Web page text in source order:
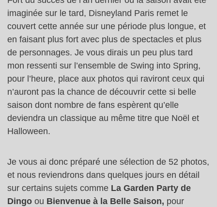
imaginée sur le tard, Disneyland Paris remet le
couvert cette année sur une période plus longue, et
en faisant plus fort avec plus de spectacles et plus
de personnages. Je vous dirais un peu plus tard
mon ressenti sur l’ensemble de Swing into Spring,
pour l’heure, place aux photos qui raviront ceux qui
n’auront pas la chance de découvrir cette si belle
saison dont nombre de fans espèrent qu’elle
deviendra un classique au même titre que Noël et
Halloween.
Je vous ai donc préparé une sélection de 52 photos,
et nous reviendrons dans quelques jours en détail
sur certains sujets comme La Garden Party de
Dingo ou Bienvenue à la Belle Saison, pour